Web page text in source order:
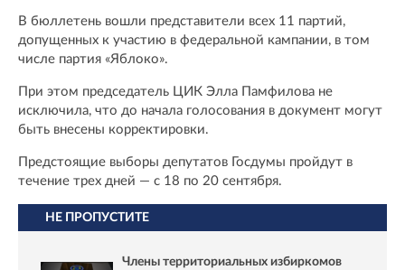
В бюллетень вошли представители всех 11 партий,
допущенных к участию в федеральной кампании, в том
числе партия «Яблоко».
При этом председатель ЦИК Элла Памфилова не
исключила, что до начала голосования в документ могут
быть внесены корректировки.
Предстоящие выборы депутатов Госдумы пройдут в
течение трех дней — с 18 по 20 сентября.
НЕ ПРОПУСТИТЕ
Члены территориальных избиркомов